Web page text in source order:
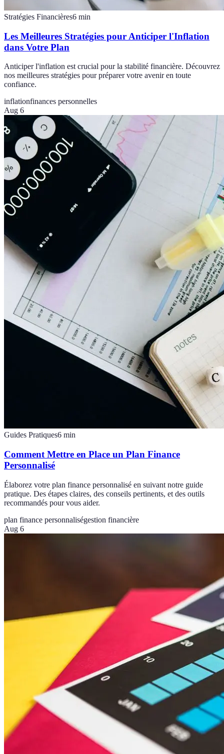
Stratégies Financières6 min
Les Meilleures Stratégies pour Anticiper l'Inflation
dans Votre Plan
Anticiper l'inflation est crucial pour la stabilité financière. Découvrez
nos meilleures stratégies pour préparer votre avenir en toute
confiance.
inflationfinances personnelles
Aug 6
Guides Pratiques6 min
Comment Mettre en Place un Plan Finance
Personnalisé
Élaborez votre plan finance personnalisé en suivant notre guide
pratique. Des étapes claires, des conseils pertinents, et des outils
recommandés pour vous aider.
plan finance personnaliségestion financière
Aug 6